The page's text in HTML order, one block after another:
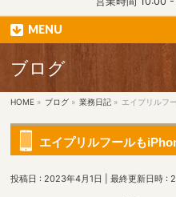
MENU
ブログ
HOME » ブログ » 業務日記 » エイプリルフ
エイプリルフールも
投稿日 : 2023年4月1日 最終更新日時 :